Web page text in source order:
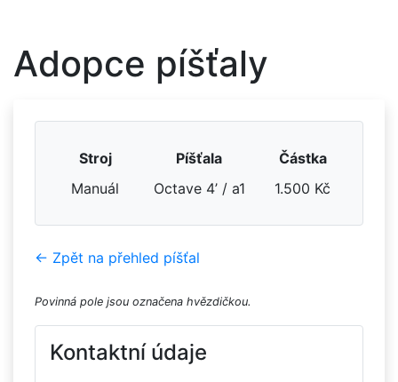
Adopce píšťaly
Stroj Píšťala
Částka
Manuál
Octave 4’ / a1 1.500 Kč
← Zpět na přehled píšťal
Povinná pole jsou označena hvězdičkou.
Kontaktní údaje